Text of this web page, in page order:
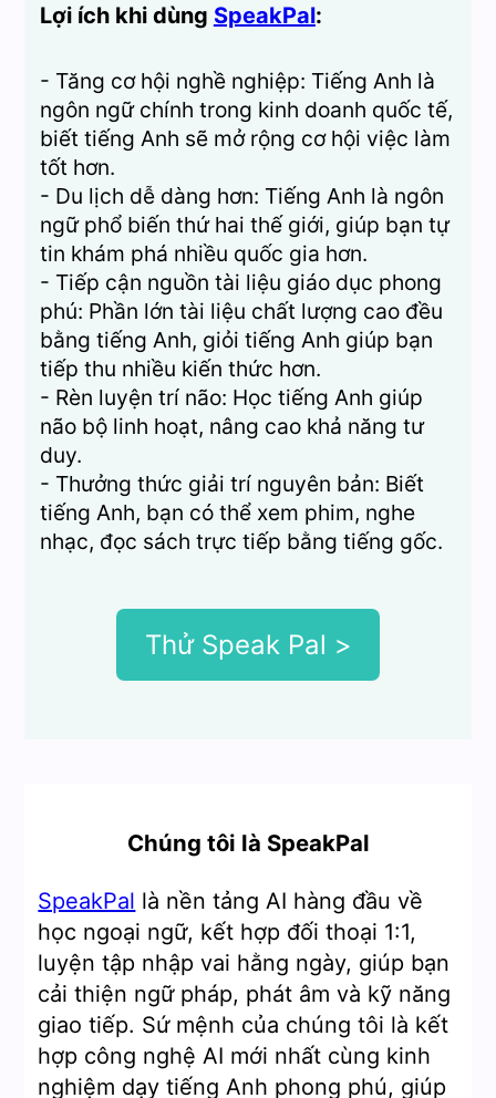
Lợi ích khi dùng SpeakPal:
- Tăng cơ hội nghề nghiệp: Tiếng Anh là
ngôn ngữ chính trong kinh doanh quốc tế,
biết tiếng Anh sẽ mở rộng cơ hội việc làm
tốt hơn.
- Du lịch dễ dàng hơn: Tiếng Anh là ngôn
ngữ phổ biến thứ hai thế giới, giúp bạn tự
tin khám phá nhiều quốc gia hơn.
- Tiếp cận nguồn tài liệu giáo dục phong
phú: Phần lớn tài liệu chất lượng cao đều
bằng tiếng Anh, giỏi tiếng Anh giúp bạn
tiếp thu nhiều kiến thức hơn.
- Rèn luyện trí não: Học tiếng Anh giúp
não bộ linh hoạt, nâng cao khả năng tư
duy.
- Thưởng thức giải trí nguyên bản: Biết
tiếng Anh, bạn có thể xem phim, nghe
nhạc, đọc sách trực tiếp bằng tiếng gốc.
Thử Speak Pal >
Chúng tôi là SpeakPal
SpeakPal là nền tảng AI hàng đầu về
học ngoại ngữ, kết hợp đối thoại 1:1,
luyện tập nhập vai hằng ngày, giúp bạn
cải thiện ngữ pháp, phát âm và kỹ năng
giao tiếp. Sứ mệnh của chúng tôi là kết
hợp công nghệ AI mới nhất cùng kinh
nghiệm dạy tiếng Anh phong phú, giúp